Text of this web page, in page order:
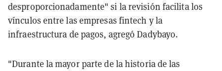
desproporcionadamente" si la revisión facilita los
vínculos entre las empresas fintech y la
infraestructura de pagos, agregó Dadybayo.
"Durante la mayor parte de la historia de las